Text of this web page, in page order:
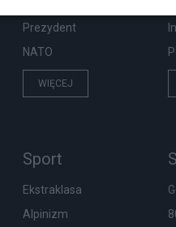
Prezydent
NATO
WIĘCEJ
Sport
Ekstraklasa
Alpinizm